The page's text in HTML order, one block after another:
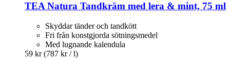
TEA Natura Tandkräm med lera & mint, 75 ml
Skyddar tänder och tandkött
Fri från konstgjorda sötningsmedel
Med lugnande kalendula
59 kr (787 kr / l)